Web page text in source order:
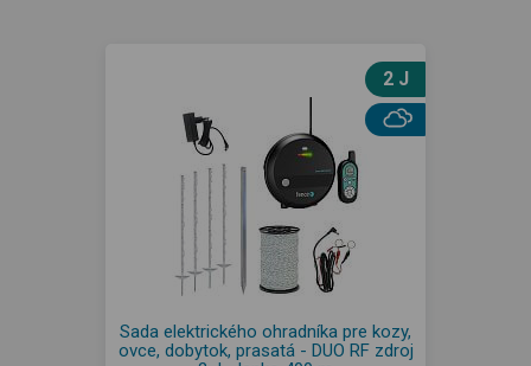
2 J
Sada elektrického ohradníka pre kozy,
ovce, dobytok, prasatá - DUO RF zdroj